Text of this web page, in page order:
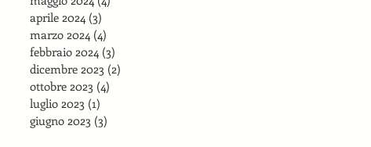
aprile 2024 (3)
marzo 2024 (4)
febbraio 2024 (3)
dicembre 2023 (2)
ottobre 2023 (4)
luglio 2023 (1)
giugno 2023 (3)